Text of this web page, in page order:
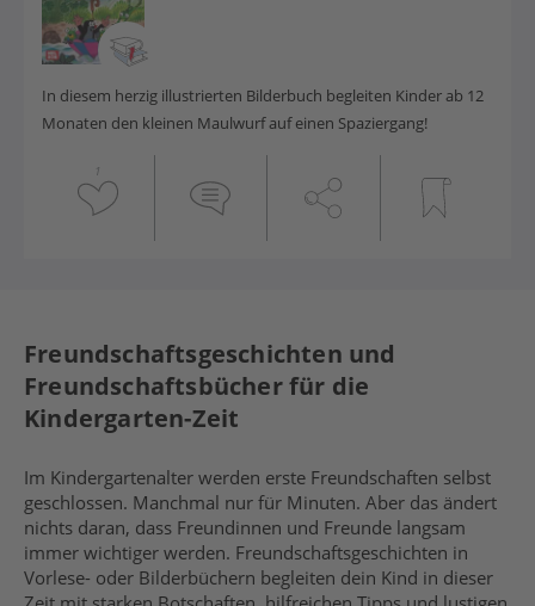
In diesem herzig illustrierten Bilderbuch begleiten Kinder ab 12
Monaten den kleinen Maulwurf auf einen Spaziergang!
1
Freundschaftsgeschichten und
Freundschaftsbücher für die
Kindergarten-Zeit
Im Kindergartenalter werden erste Freundschaften selbst
geschlossen. Manchmal nur für Minuten. Aber das ändert
nichts daran, dass Freundinnen und Freunde langsam
immer wichtiger werden. Freundschaftsgeschichten in
Vorlese- oder Bilderbüchern begleiten dein Kind in dieser